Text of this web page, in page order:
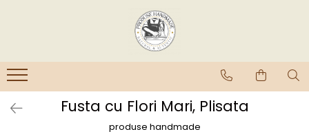
Fusta cu Flori Mari, Plisata
produse handmade